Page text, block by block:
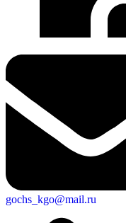
gochs_kgo@mail.ru